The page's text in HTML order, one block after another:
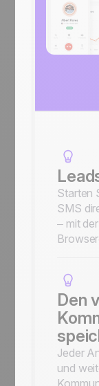
Starten
SMS
– mit
Den
Jeder
und